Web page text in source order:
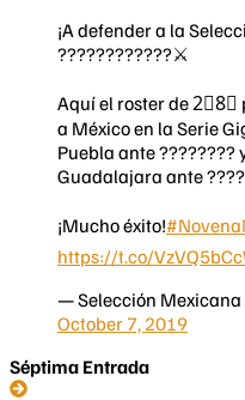
¡A defender a la
????????????⚔
Aquí el roster de 2⃣8⃣
a México en la Serie
Puebla ante ????????
Guadalajara ante
¡Mucho éxito!
https://t.co/
— Selección Mexicana
October 7, 2019
Séptima Entrada